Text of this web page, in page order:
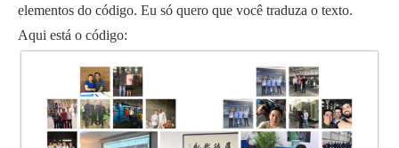
elementos do código. Eu só quero que você traduza o texto.
Aqui está o código: